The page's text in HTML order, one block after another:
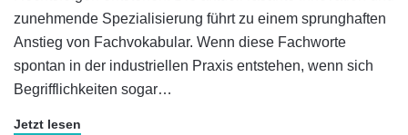
zu­neh­mende Spe­zia­li­sie­rung führt zu einem sprung­haften
An­stieg von Fach­voka­bu­lar. Wenn diese Fach­worte
spontan in der indus­tri­ellen Praxis ent­stehen, wenn sich
Be­griff­lich­keiten sogar…
Jetzt lesen